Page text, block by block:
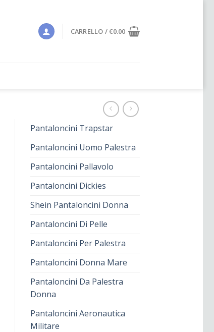
CARRELLO /€0.00
Pantaloncini Trapstar
Pantaloncini Uomo Palestra
Pantaloncini Pallavolo
Pantaloncini Dickies
Shein Pantaloncini Donna
Pantaloncini Di Pelle
Pantaloncini Per Palestra
Pantaloncini Donna Mare
Pantaloncini Da Palestra
Donna
Pantaloncini Aeronautica
Militare